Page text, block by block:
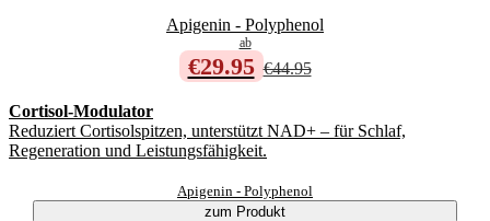
Apigenin - Polyphenol
ab
€29.95 €44.95
Cortisol-Modulator
Reduziert Cortisolspitzen, unterstützt NAD+ – für Schlaf,
Regeneration und Leistungsfähigkeit.
Apigenin - Polyphenol
zum Produkt